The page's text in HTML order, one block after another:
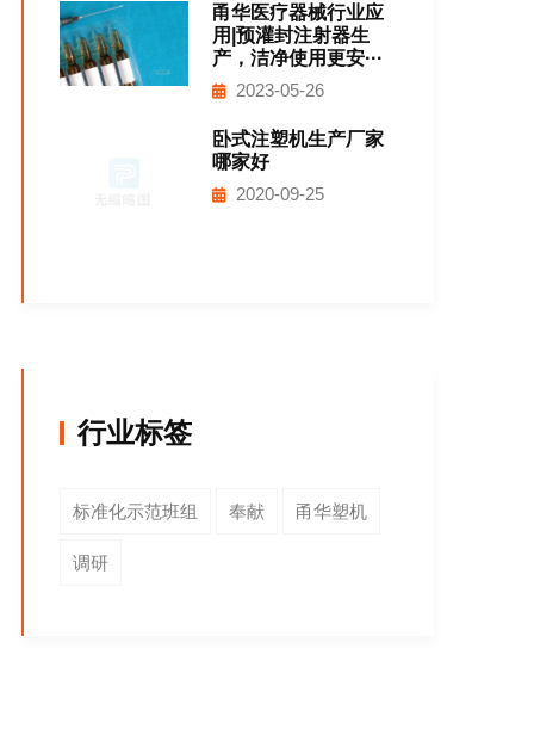
甬华医疗器械行业应
用|预灌封注射器生
产，洁净使用更安···
2023-05-26
卧式注塑机生产厂家
哪家好
2020-09-25
行业标签
标准化示范班组 奉献 甬华塑机
调研